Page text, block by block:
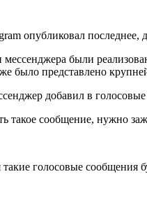
опубликовал последнее,
были
было представлено
добавил в
такое сообщение, нужно
такие голосовые сообщения